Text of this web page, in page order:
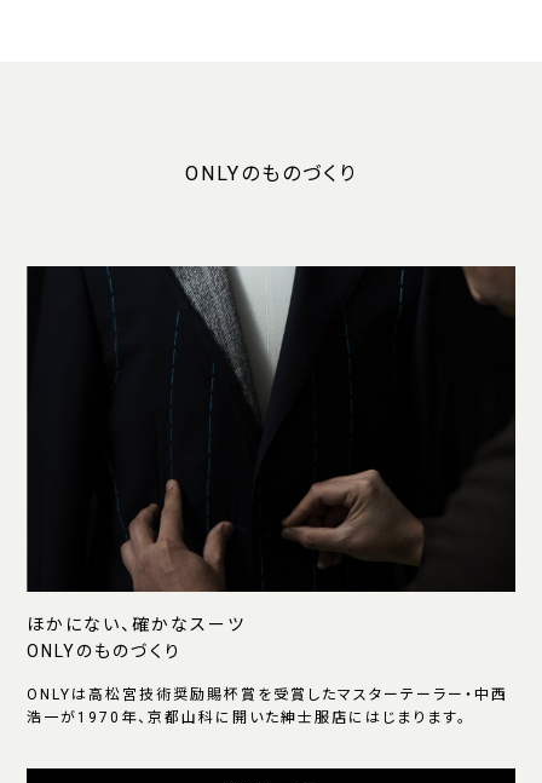
ONLYのものづくり
ほかにない、確かなスーツ
ONLYのものづくり
ONLYは高松宮技術奨励賜杯賞を受賞したマスターテーラー・中西
浩一が1970年、京都山科に開いた紳士服店にはじまります。